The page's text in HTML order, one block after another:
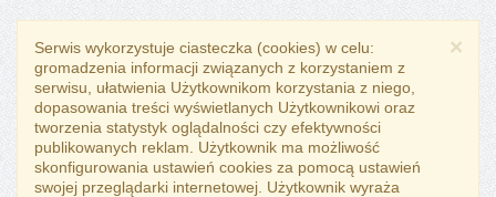
×
Serwis wykorzystuje ciasteczka (cookies) w celu:
gromadzenia informacji związanych z korzystaniem z
serwisu, ułatwienia Użytkownikom korzystania z niego,
dopasowania treści wyświetlanych Użytkownikowi oraz
tworzenia statystyk oglądalności czy efektywności
publikowanych reklam. Użytkownik ma możliwość
skonfigurowania ustawień cookies za pomocą ustawień
swojej przeglądarki internetowej. Użytkownik wyraża